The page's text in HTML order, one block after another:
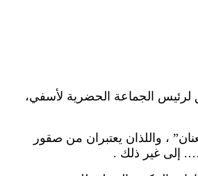
لرئيس الجماعة الحضرية لأسفي،
، واللذان يعتبران من صقور
إلى غير ذلك .